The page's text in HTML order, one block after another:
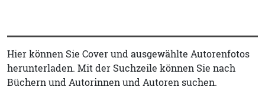
Hier können Sie Cover und ausgewählte Autorenfotos
herunterladen. Mit der Suchzeile können Sie nach
Büchern und Autorinnen und Autoren suchen.